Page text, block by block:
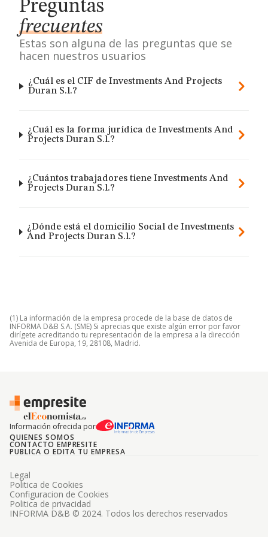
Preguntas
frecuentes
Estas son alguna de las preguntas que se
hacen nuestros usuarios
¿Cuál es el CIF de Investments And Projects
Duran S.l.?
¿Cuál es la forma jurídica de Investments And
Projects Duran S.l.?
¿Cuántos trabajadores tiene Investments And
Projects Duran S.l.?
¿Dónde está el domicilio Social de Investments
And Projects Duran S.l.?
(1) La información de la empresa procede de la base de datos de
INFORMA D&B S.A. (SME) Si aprecias que existe algún error por favor
dirígete acreditando tu representación de la empresa a la dirección
Avenida de Europa, 19, 28108, Madrid.
Información ofrecida por
QUIENES SOMOS
CONTACTO EMPRESITE
PUBLICA O EDITA TU EMPRESA
INFORMA D&B © 2024. Todos los derechos reservados
Legal
Politica de Cookies
Configuracion de Cookies
Politica de privacidad